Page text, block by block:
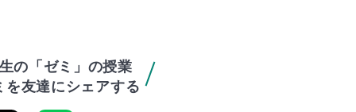
の「ゼミ」の授業
を友達にシェアする